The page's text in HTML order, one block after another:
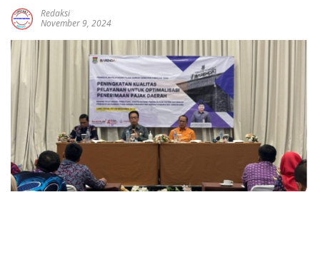
Redaksi
November 9, 2024